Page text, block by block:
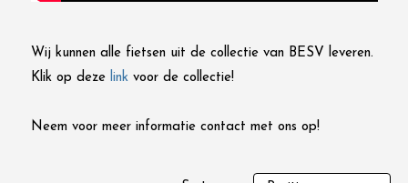
Wij kunnen alle fietsen uit de collectie van BESV leveren.
Klik op deze linkvoor de collectie!
Neem voor meer informatie contact met ons op!